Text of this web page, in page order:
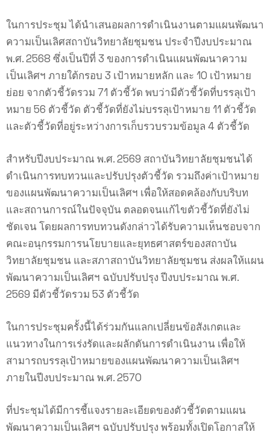
ในการประชุม ได้นำเสนอผลการดำเนินงานตามแผนพัฒนา
ความเป็นเลิศสถาบันวิทยาลัยชุมชน ประจำปีงบประมาณ
พ.ศ. 2568 ซึ่งเป็นปีที่ 3 ของการดำเนินแผนพัฒนาความ
เป็นเลิศฯ ภายใต้กรอบ 3 เป้าหมายหลัก และ 10 เป้าหมาย
ย่อย จากตัวชี้วัดรวม 71 ตัวชี้วัด พบว่ามีตัวชี้วัดที่บรรลุเป้า
หมาย 56 ตัวชี้วัด ตัวชี้วัดที่ยังไม่บรรลุเป้าหมาย 11 ตัวชี้วัด
และตัวชี้วัดที่อยู่ระหว่างการเก็บรวบรวมข้อมูล 4 ตัวชี้วัด
สำหรับปีงบประมาณ พ.ศ. 2569 สถาบันวิทยาลัยชุมชนได้
ดำเนินการทบทวนและปรับปรุงตัวชี้วัด รวมถึงค่าเป้าหมาย
ของแผนพัฒนาความเป็นเลิศฯ เพื่อให้สอดคล้องกับบริบท
และสถานการณ์ในปัจจุบัน ตลอดจนแก้ไขตัวชี้วัดที่ยังไม่
ชัดเจน โดยผลการทบทวนดังกล่าวได้รับความเห็นชอบจาก
คณะอนุกรรมการนโยบายและยุทธศาสตร์ของสถาบัน
วิทยาลัยชุมชน และสภาสถาบันวิทยาลัยชุมชน ส่งผลให้แผน
พัฒนาความเป็นเลิศฯ ฉบับปรับปรุง ปีงบประมาณ พ.ศ.
2569 มีตัวชี้วัดรวม 53 ตัวชี้วัด
ในการประชุมครั้งนี้ได้ร่วมกันแลกเปลี่ยนข้อสังเกตและ
แนวทางในการเร่งรัดและผลักดันการดำเนินงาน เพื่อให้
สามารถบรรลุเป้าหมายของแผนพัฒนาความเป็นเลิศฯ
ภายในปีงบประมาณ พ.ศ. 2570
ที่ประชุมได้มีการชี้แจงรายละเอียดของตัวชี้วัดตามแผน
พัฒนาความเป็นเลิศฯ ฉบับปรับปรุง พร้อมทั้งเปิดโอกาสให้